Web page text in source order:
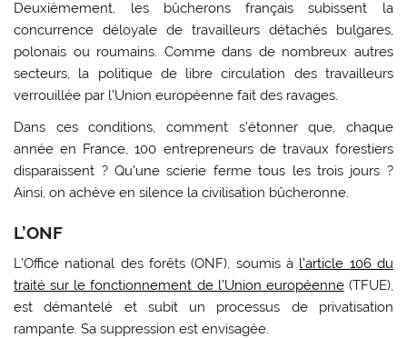
Deuxièmement, les bûcherons français subissent la
concurrence déloyale de travailleurs détachés bulgares,
polonais ou roumains. Comme dans de nombreux autres
secteurs, la politique de libre circulation des travailleurs
verrouillée par l’Union européenne fait des ravages.
Dans ces conditions, comment s’étonner que, chaque
année en France, 100 entrepreneurs de travaux forestiers
disparaissent ? Qu’une scierie ferme tous les trois jours ?
Ainsi, on achève en silence la civilisation bûcheronne.
L’ONF
L’Office national des forêts (ONF), soumis à l’article 106 du
traité sur le fonctionnement de l’Union européenne(TFUE),
est démantelé et subit un processus de privatisation
rampante. Sa suppression est envisagée.